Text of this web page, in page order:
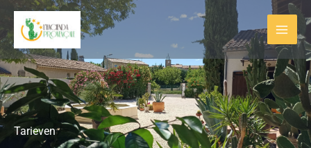
naar
de
inhoud
Tarieven